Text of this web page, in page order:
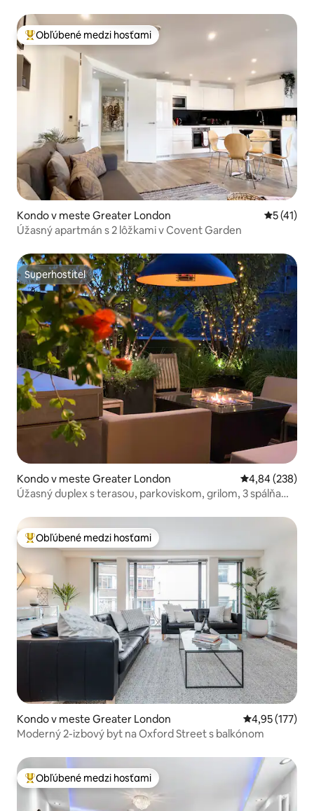
Najobľúbenejšie medzi hosťami
Obľúbené medzi hosťami
Kondo v meste Greater London
5 (41)
Úžasný apartmán s 2 lôžkami v Covent Garden
Superhostiteľ
Superhostiteľ
Kondo v meste Greater London Priemerné
4,84 (238)
Úžasný duplex s terasou, parkoviskom, grilom, 3 spálňami
Najobľúbenejšie medzi hosťami
Obľúbené medzi hosťami
Kondo v meste Greater London Priemerné
4,95 (177)
Moderný 2-izbový byt na Oxford Street s balkónom
Najobľúbenejšie medzi hosťami
Obľúbené medzi hosťami